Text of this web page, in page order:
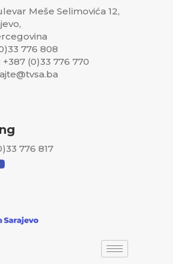
Meše Selimovića 12,
776 808
(0)33 776 770
776 817